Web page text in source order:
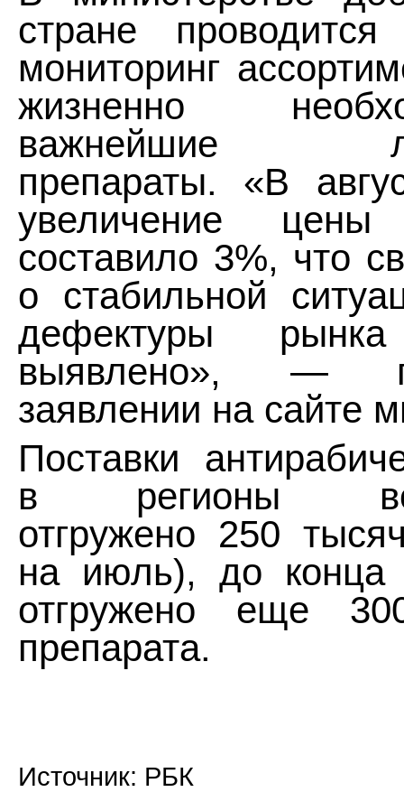
стране
мониторинг
жизненно
важнейшие
препараты. «В
увеличение
составило 3%, что
о стабильной
дефектуры
выявлено», —
заявлении на сайте
Поставки
в регионы
отгружено 250
на июль), до конца
отгружено еще
препарата.
Источник: РБК